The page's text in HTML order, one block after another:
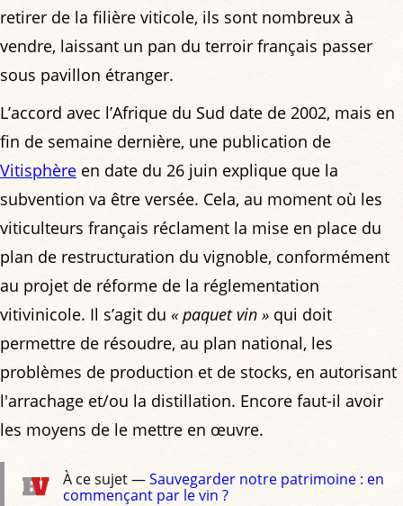
retirer de la filière viticole, ils sont nombreux à
vendre, laissant un pan du terroir français passer
sous pavillon étranger.
L’accord avec l’Afrique du Sud date de 2002, mais en
fin de semaine dernière, une publication de
Vitisphère en date du 26 juin explique que la
subvention va être versée. Cela, au moment où les
viticulteurs français réclament la mise en place du
plan de restructuration du vignoble, conformément
au projet de réforme de la réglementation
vitivinicole. Il s’agit du « paquet vin » qui doit
permettre de résoudre, au plan national, les
problèmes de production et de stocks, en autorisant
l'arrachage et/ou la distillation. Encore faut-il avoir
les moyens de le mettre en œuvre.
À ce sujet —Sauvegarder notre patrimoine : en
commençant par le vin ?